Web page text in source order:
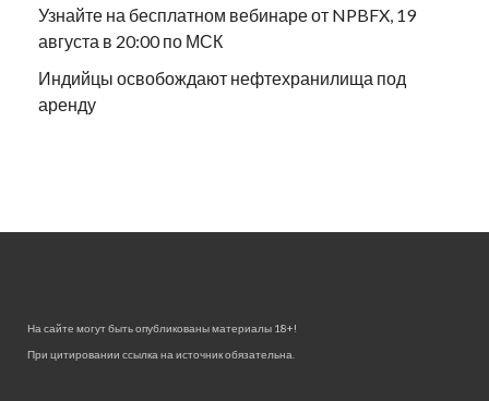
Узнайте на бесплатном вебинаре от NPBFX, 19
августа в 20:00 по МСК
Индийцы освобождают нефтехранилища под
аренду
На сайте могут быть опубликованы материалы 18+!
При цитировании ссылка на источник обязательна.